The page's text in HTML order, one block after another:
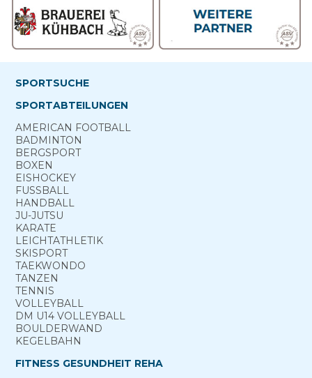
SPORTSUCHE
SPORTABTEILUNGEN
AMERICAN FOOTBALL
BADMINTON
BERG­SPORT
BOXEN
EISHOCKEY
FUSSBALL
HANDBALL
JU-JUTSU
KARATE
LEICHTATHLETIK
SKISPORT
TAEKWONDO
TANZEN
TENNIS
VOLLEYBALL
DM U14 VOLLEYBALL
BOULDERWAND
KEGELBAHN
FITNESS GESUNDHEIT REHA